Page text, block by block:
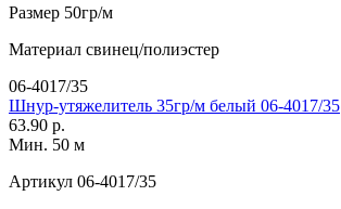
Размер 50гр/м
Материал свинец/полиэстер
06-4017/35
Шнур-утяжелитель 35гр/м белый 06-4017/35
63.90 р.
Мин. 50 м
Артикул 06-4017/35